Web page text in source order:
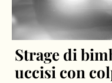
Strage di
uccisi con